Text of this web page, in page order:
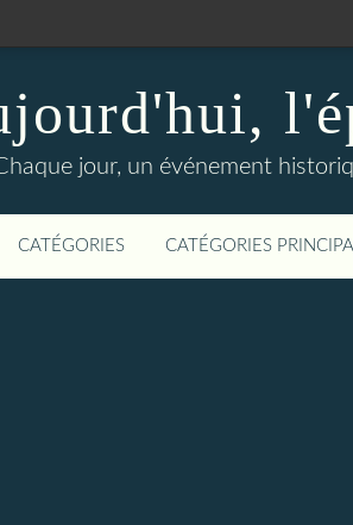
jour, un événement
CATÉGORIES CATÉGORIES